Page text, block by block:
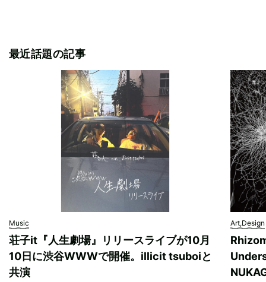
最近話題の記事
Music
荘子it『人生劇場』リリースライブが10月
10日に渋谷WWWで開催。illicit tsuboiと
共演
Art,Design